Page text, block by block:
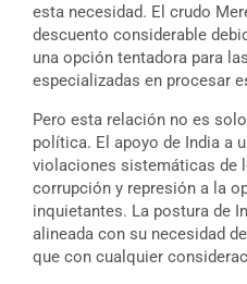
esta necesidad. El crudo
descuento considerable
una opción tentadora para
especializadas en procesar
Pero esta relación no es
política. El apoyo de India a
violaciones sistemáticas de
corrupción y represión a la
inquietantes. La postura de
alineada con su necesidad
que con cualquier